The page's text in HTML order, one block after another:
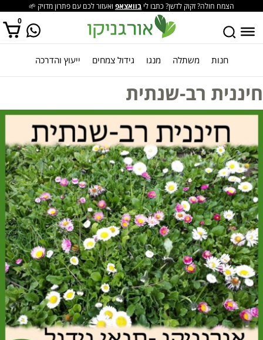
הצמח חולה? זקוק לדשן? כתבו לי בוואצאפ ואעזור לכם עם פתרון מדויק 🌱
0
אין מוצרים בסל הקניות. חנות משתלה מנגו גידול צמחים ייעוץ והדרכה
חיננית רב-שנתית